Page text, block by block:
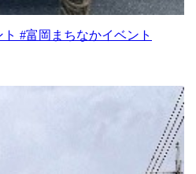
#富岡まちなかイベント